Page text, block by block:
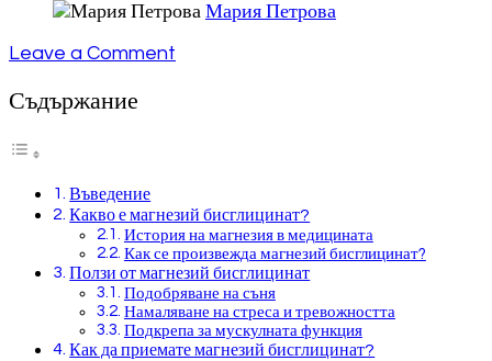
Мария Петрова
Leave a Comment
магнезий
бисглицинат
Съдържание
Въведение
Какво е магнезий бисглицинат?
История на магнезия в медицината
Как се произвежда магнезий бисглицинат?
Ползи от магнезий бисглицинат
Подобряване на съня
Намаляване на стреса и тревожността
Подкрепа за мускулната функция
Как да приемате магнезий бисглицинат?